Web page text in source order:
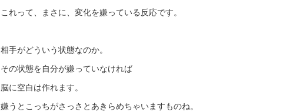
これって、まさに、変化を嫌っている反応です。
相手がどういう状態なのか。
その状態を自分が嫌っていなければ
脳に空白は作れます。
嫌うとこっちがさっさとあきらめちゃいますものね。